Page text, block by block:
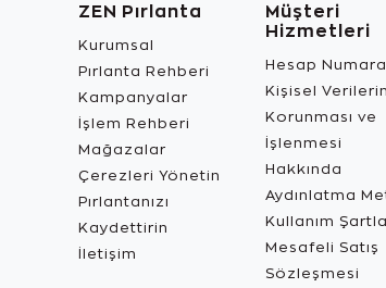
ZEN Pırlanta
Kurumsal
Pırlanta Rehberi
Kampanyalar
İşlem Rehberi
Mağazalar
Çerezleri Yönetin
Pırlantanızı
Kaydettirin
İletişim
Müşteri
Hizmetleri
Hesap
Kişisel Verilerin
Korunması ve
İşlenmesi
Hakkında
Aydınlatma
Kullanım
Mesafeli Satış
Sözleşmesi